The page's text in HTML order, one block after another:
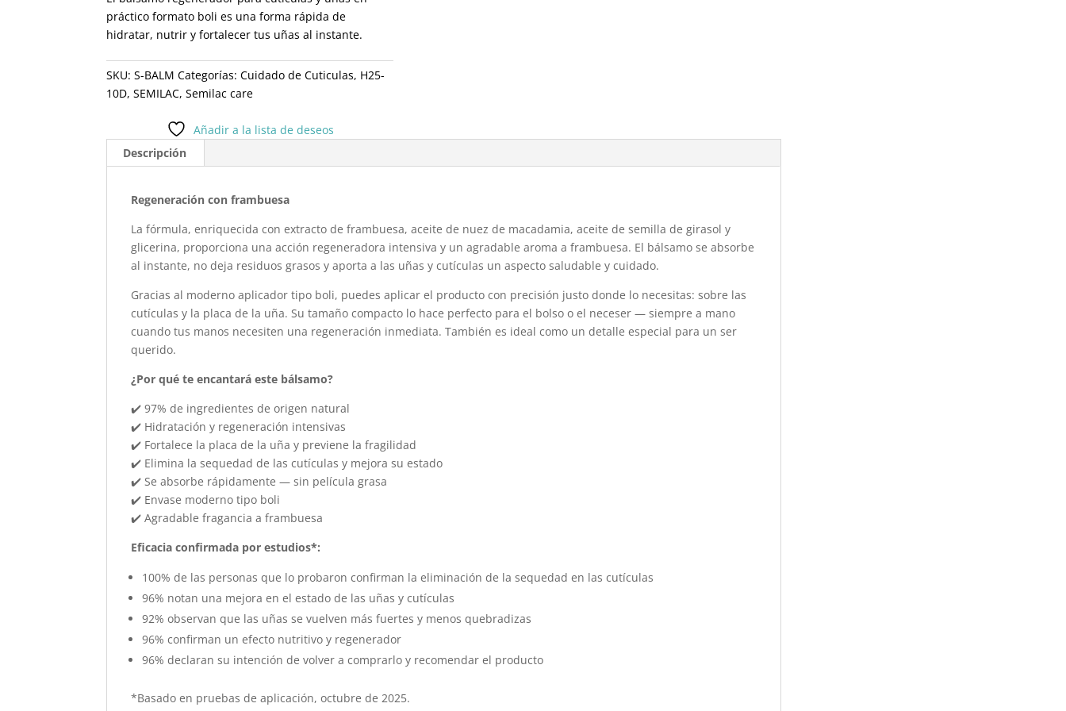
práctico formato boli es una forma rápida de
hidratar, nutrir y fortalecer tus uñas al instante.
SKU:S-BALM Categorías:Cuidado de Cuticulas, H25-
10D,SEMILAC,Semilac care
Añadir a la lista de deseos
Descripción
Regeneración con frambuesa
La fórmula, enriquecida con extracto de frambuesa, aceite de nuez de macadamia, aceite de semilla de girasol y
glicerina, proporciona una acción regeneradora intensiva y un agradable aroma a frambuesa. El bálsamo se absorbe
al instante, no deja residuos grasos y aporta a las uñas y cutículas un aspecto saludable y cuidado.
Gracias al moderno aplicador tipo boli, puedes aplicar el producto con precisión justo donde lo necesitas: sobre las
cutículas y la placa de la uña. Su tamaño compacto lo hace perfecto para el bolso o el neceser — siempre a mano
cuando tus manos necesiten una regeneración inmediata. También es ideal como un detalle especial para un ser
querido.
¿Por qué te encantará este bálsamo?
✔️ 97% de ingredientes de origen natural
✔️ Hidratación y regeneración intensivas
✔️ Fortalece la placa de la uña y previene la fragilidad
✔️ Elimina la sequedad de las cutículas y mejora su estado
✔️ Se absorbe rápidamente — sin película grasa
✔️ Envase moderno tipo boli
✔️ Agradable fragancia a frambuesa
Eficacia confirmada por estudios*:
100% de las personas que lo probaron confirman la eliminación de la sequedad en las cutículas
96% notan una mejora en el estado de las uñas y cutículas
92% observan que las uñas se vuelven más fuertes y menos quebradizas
96% confirman un efecto nutritivo y regenerador
96% declaran su intención de volver a comprarlo y recomendar el producto
*Basado en pruebas de aplicación, octubre de 2025.